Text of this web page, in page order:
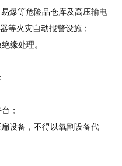
爆等危险品仓库及高压输电
等火灾自动报警设施；
缘处理。
；
设备，不得以氧割设备代